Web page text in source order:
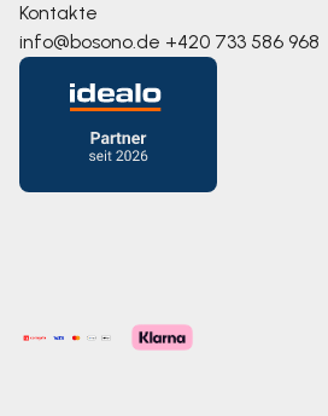
Kontakte
info@bosono.de +420 733 586 968